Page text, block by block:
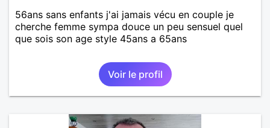
56ans sans enfants j'ai jamais vécu en couple je
cherche femme sympa douce un peu sensuel quel
que sois son age style 45ans a 65ans
Voir le profil